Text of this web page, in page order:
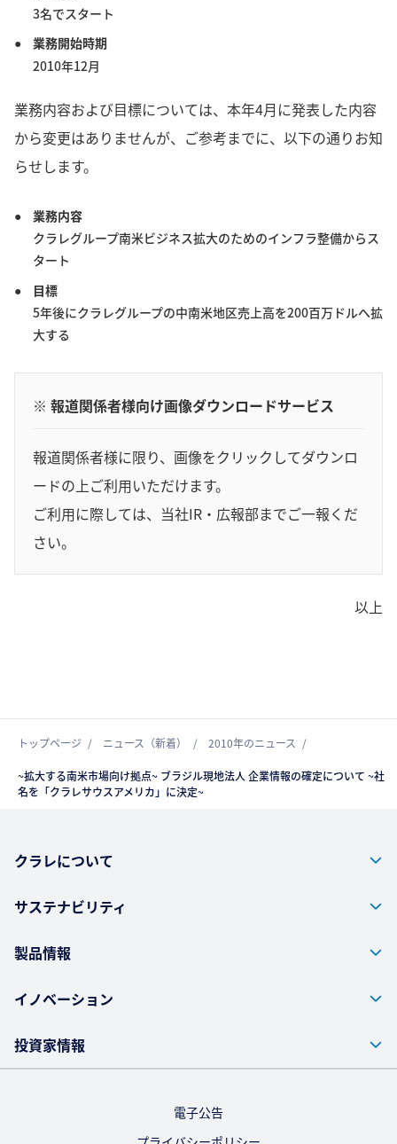
3名でスタート
業務開始時期
2010年12月
業務内容および目標については、本年4月に発表した内容
から変更はありませんが、ご参考までに、以下の通りお知
らせします。
業務内容
クラレグループ南米ビジネス拡大のためのインフラ整備からス
タート
目標
5年後にクラレグループの中南米地区売上高を200百万ドルへ拡
大する
※ 報道関係者様向け画像ダウンロードサービス
報道関係者様に限り、画像をクリックしてダウンロ
ードの上ご利用いただけます。
ご利用に際しては、当社IR・広報部までご一報くだ
さい。
以上
トップページ ニュース（新着） 2010年のニュース
~拡大する南米市場向け拠点~ ブラジル現地法人 企業情報の確定について ~社
名を「クラレサウスアメリカ」に決定~
クラレについて
サステナビリティ
製品情報
イノベーション
投資家情報
電子公告